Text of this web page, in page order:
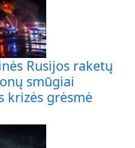
Rusijos raketų
smūgiai
krizės grėsmė